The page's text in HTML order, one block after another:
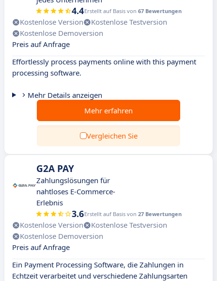
4.4Erstellt auf Basis von 67 Bewertungen
Kostenlose Version
Kostenlose Testversion
Kostenlose Demoversion
Preis auf Anfrage
Effortlessly process payments online with this payment
processing software.
Mehr Details anzeigen
Mehr erfahren
Vergleichen Sie
G2A PAY
Zahlungslösungen für
nahtloses E-Commerce-
Erlebnis
3.6Erstellt auf Basis von 27 Bewertungen
Kostenlose Version
Kostenlose Testversion
Kostenlose Demoversion
Preis auf Anfrage
Ein Payment Processing Software, die Zahlungen in
Echtzeit verarbeitet und verschiedene Zahlungsarten